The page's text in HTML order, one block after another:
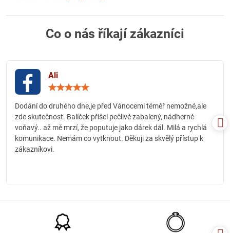
Co o nás říkají zákazníci
Ali
5
Dodání do druhého dne,je před Vánocemi téměř nemožné,ale
zde skutečnost. Balíček přišel pečlivě zabalený, nádherně
voňavý.. až mě mrzí, že poputuje jako dárek dál. Milá a rychlá
komunikace. Nemám co vytknout. Děkuji za skvělý přístup k
zákazníkovi.